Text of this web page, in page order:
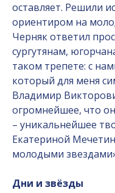
оставляет. Решили
ориентиром на
Черняк ответил
сургутянам,
таком трепете: с
который для меня
Владимир
огромнейшее, что
– уникальнейшее
Екатериной
молодыми
Дни и звёзды